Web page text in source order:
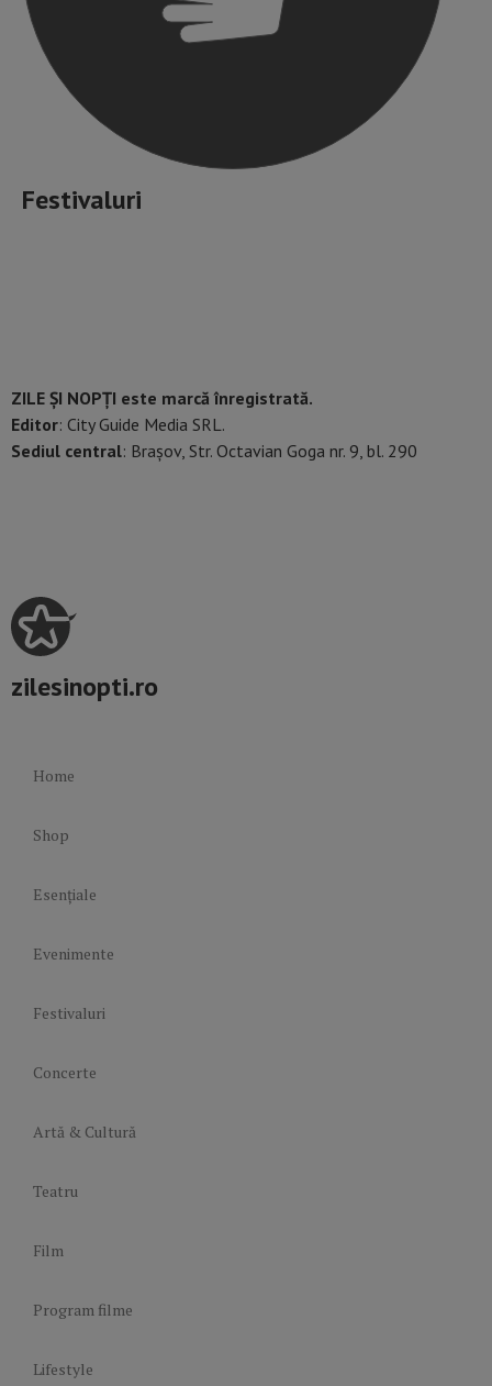
Festivaluri
ZILE ȘI NOPȚI este marcă înregistrată.
Editor: City Guide Media SRL.
Sediul central: Brașov, Str. Octavian Goga nr. 9, bl. 290
zilesinopti.ro
Home
Shop
Esențiale
Evenimente
Festivaluri
Concerte
Artă & Cultură
Teatru
Film
Program filme
Lifestyle